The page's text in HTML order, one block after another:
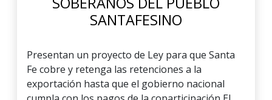
SANTAFESINO
Presentan un proyecto de Ley para que Santa
Fe cobre y retenga las retenciones a la
exportación hasta que el gobierno nacional